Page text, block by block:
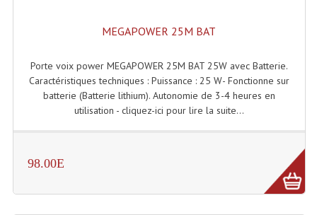
MEGAPOWER 25M BAT
Porte voix power MEGAPOWER 25M BAT 25W avec Batterie.
Caractéristiques techniques : Puissance : 25 W- Fonctionne sur
batterie (Batterie lithium). Autonomie de 3-4 heures en
utilisation - cliquez-ici pour lire la suite...
98.00E